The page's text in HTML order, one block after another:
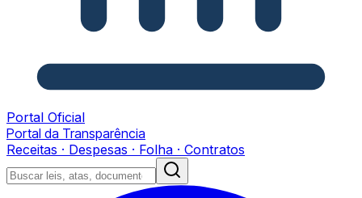
Portal Oficial
Portal da Transparência
Receitas · Despesas · Folha · Contratos